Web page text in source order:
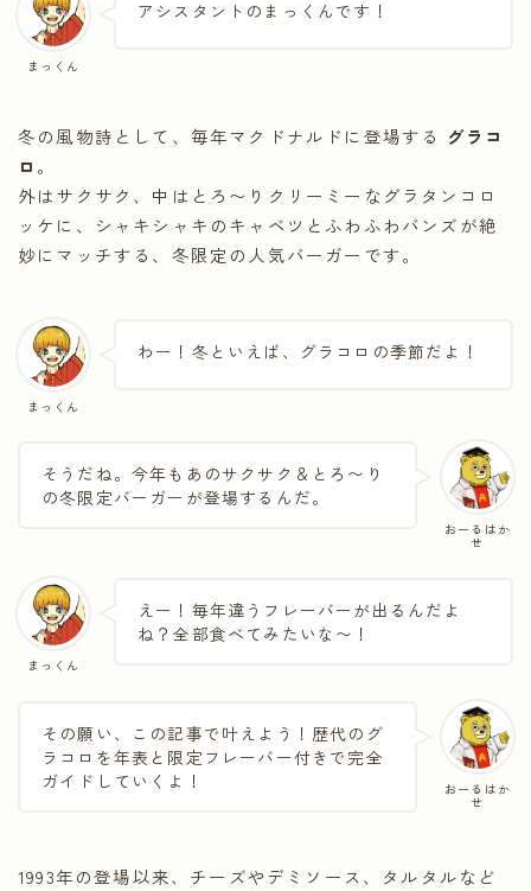
まっくん
アシスタントのまっくんです！
冬の風物詩として、毎年マクドナルドに登場する グラコ
ロ 。
外はサクサク、中はとろ〜りクリーミーなグラタンコロ
ッケに、シャキシャキのキャベツとふわふわバンズが絶
妙にマッチする、冬限定の人気バーガーです。
まっくん
わー！冬といえば、グラコロの季節だよ！
おーるはか
せ
そうだね。今年もあのサクサク＆とろ〜り
の冬限定バーガーが登場するんだ。
まっくん
えー！毎年違うフレーバーが出るんだよ
ね？全部食べてみたいな〜！
おーるはか
せ
その願い、この記事で叶えよう！歴代のグ
ラコロを年表と限定フレーバー付きで完全
ガイドしていくよ！
1993年の登場以来、チーズやデミソース、タルタルなど